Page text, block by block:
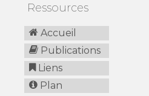
Ressources
Accueil
Publications
Liens
Plan